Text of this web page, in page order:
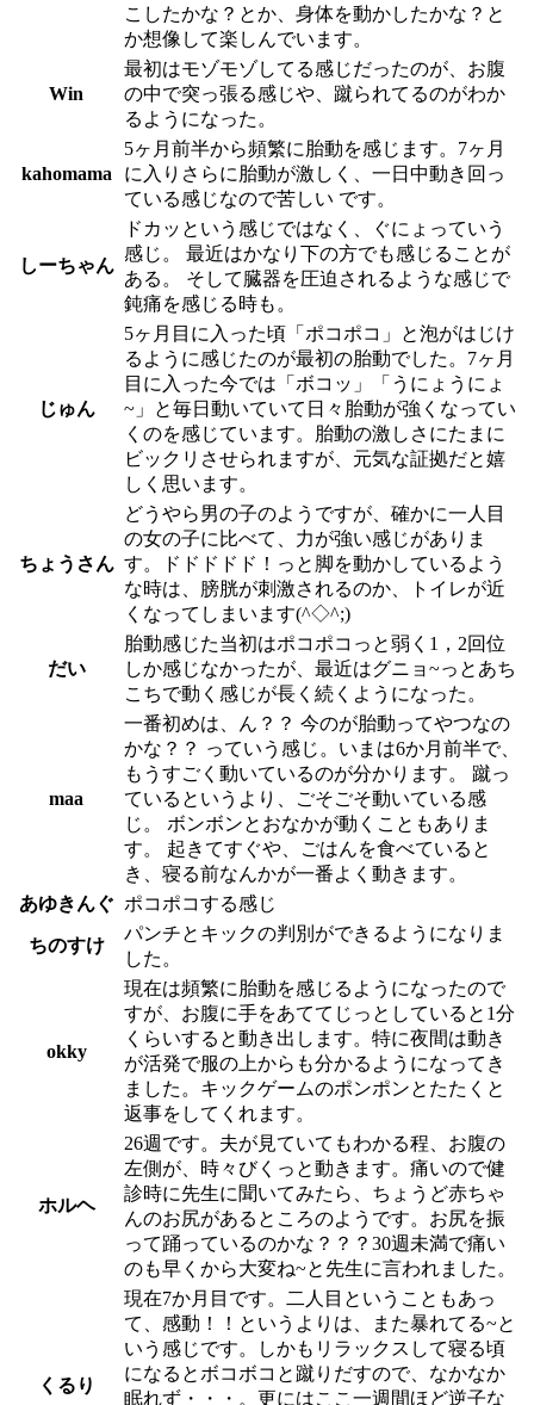
こしたかな？とか、身体を動かしたかな？と
か想像して楽しんでいます。
Win
最初はモゾモゾしてる感じだったのが、お腹
の中で突っ張る感じや、蹴られてるのがわか
るようになった。
kahomama
5ヶ月前半から頻繁に胎動を感じます。7ヶ月
に入りさらに胎動が激しく、一日中動き回っ
ている感じなので苦しい です。
しーちゃん
ドカッという感じではなく、ぐにょっていう
感じ。 最近はかなり下の方でも感じることが
ある。 そして臓器を圧迫されるような感じで
鈍痛を感じる時も。
じゅん
5ヶ月目に入った頃「ポコポコ」と泡がはじけ
るように感じたのが最初の胎動でした。7ヶ月
目に入った今では「ボコッ」「うにょうにょ
~」と毎日動いていて日々胎動が強くなってい
くのを感じています。胎動の激しさにたまに
ビックリさせられますが、元気な証拠だと嬉
しく思います。
ちょうさん
どうやら男の子のようですが、確かに一人目
の女の子に比べて、力が強い感じがありま
す。ドドドドド！っと脚を動かしているよう
な時は、膀胱が刺激されるのか、トイレが近
くなってしまいます(^◇^;)
だい
胎動感じた当初はポコポコっと弱く1，2回位
しか感じなかったが、最近はグニョ~っとあち
こちで動く感じが長く続くようになった。
maa
一番初めは、ん？？ 今のが胎動ってやつなの
かな？？ っていう感じ。いまは6か月前半で、
もうすごく動いているのが分かります。 蹴っ
ているというより、ごそごそ動いている感
じ。 ボンボンとおなかが動くこともありま
す。 起きてすぐや、ごはんを食べていると
き、寝る前なんかが一番よく動きます。
あゆきんぐ ポコポコする感じ
ちのすけ
パンチとキックの判別ができるようになりま
した。
okky
現在は頻繁に胎動を感じるようになったので
すが、お腹に手をあててじっとしていると1分
くらいすると動き出します。特に夜間は動き
が活発で服の上からも分かるようになってき
ました。キックゲームのポンポンとたたくと
返事をしてくれます。
ホルヘ
26週です。夫が見ていてもわかる程、お腹の
左側が、時々びくっと動きます。痛いので健
診時に先生に聞いてみたら、ちょうど赤ちゃ
んのお尻があるところのようです。お尻を振
って踊っているのかな？？？30週未満で痛い
のも早くから大変ね~と先生に言われました。
くるり
現在7か月目です。二人目ということもあっ
て、感動！！というよりは、また暴れてる~と
いう感じです。しかもリラックスして寝る頃
になるとボコボコと蹴りだすので、なかなか
眠れず・・・。更にはここ一週間ほど逆子な